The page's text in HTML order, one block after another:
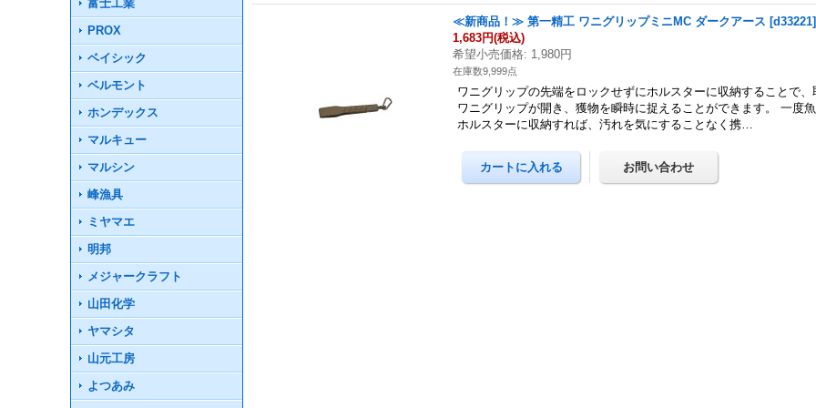
富士工業
PROX
ベイシック
ベルモント
ホンデックス
マルキュー
マルシン
峰漁具
ミヤマエ
明邦
メジャークラフト
山田化学
ヤマシタ
山元工房
よつあみ
≪新商品！≫ 第一精工 ワニグリップミニMC ダークアース [d33221]
1,683円(税込)
希望小売価格: 1,980円
在庫数9,999点
ワニグリップの先端をロックせずにホルスターに収納することで
ワニグリップが開き、獲物を瞬時に捉えることができます。 一度
ホルスターに収納すれば、汚れを気にすることなく携…